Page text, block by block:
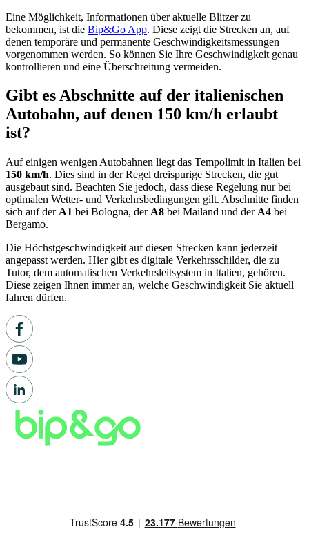
Eine Möglichkeit, Informationen über aktuelle Blitzer zu
bekommen, ist die Bip&Go App. Diese zeigt die Strecken an, auf
denen temporäre und permanente Geschwindigkeitsmessungen
vorgenommen werden. So können Sie Ihre Geschwindigkeit genau
kontrollieren und eine Überschreitung vermeiden.
Gibt es Abschnitte auf der italienischen
Autobahn, auf denen 150 km/h erlaubt
ist?
Auf einigen wenigen Autobahnen liegt das Tempolimit in Italien bei
150 km/h. Dies sind in der Regel dreispurige Strecken, die gut
ausgebaut sind. Beachten Sie jedoch, dass diese Regelung nur bei
optimalen Wetter- und Verkehrsbedingungen gilt. Abschnitte finden
sich auf der A1 bei Bologna, der A8 bei Mailand und der A4 bei
Bergamo.
Die Höchstgeschwindigkeit auf diesen Strecken kann jederzeit
angepasst werden. Hier gibt es digitale Verkehrsschilder, die zu
Tutor, dem automatischen Verkehrsleitsystem in Italien, gehören.
Diese zeigen Ihnen immer an, welche Geschwindigkeit Sie aktuell
fahren dürfen.